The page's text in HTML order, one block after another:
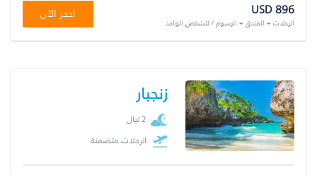
USD 896
الرحلات + الفندق + الرسوم / للشخص الواحد
احجز الآن
زنجبار
2 ليال
الرحلات متضمنة